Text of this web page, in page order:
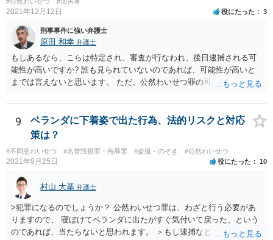
察なのかがわからないとあちらの警察に検挙されることもあるので、
2021年12月12日 役にたった 3
刑事事件に強い弁護士
原田 和幸 弁護士
もしあるなら、こらは特定され、審査が行なわれ、後日逮捕される可
能性が高いですか? 誰も見られていないのであれば、可能性が高いと
までは言えないと思います。 ただ、公然わいせつ罪の可能性がありま
9
ベランダに下着姿で出た行為、法的リスクと対応
策は？
#不同意わいせつ #名誉毀損罪・侮辱罪 #盗撮・のぞき #公然わいせつ
2021年9月25日 役にたった 10
村山 大基 弁護士
>犯罪になるのでしょうか？ 公然わいせつ罪は、わざと行う必要があ
りますので、 寝ぼけてベランダに出たがすぐ気付いて戻った、という
のであれば、当たらないと思われます。 ＞もし逮捕などされたらどう